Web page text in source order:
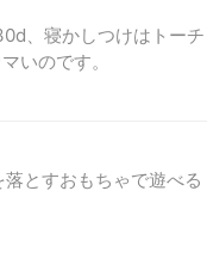
、寝かしつけはトーチ
いのです。
とすおもちゃで遊べる